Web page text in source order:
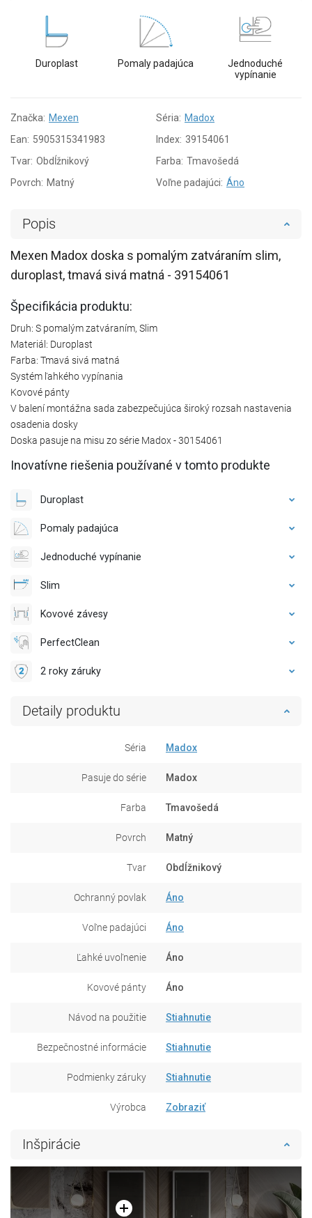
Duroplast Pomaly padajúca
Jednoduché
vypínanie
Značka: Mexen Séria: Madox
Ean: 5905315341983 Index: 39154061
Tvar: Obdĺžnikový Farba: Tmavošedá
Povrch: Matný Voľne padajúci: Áno
Popis
Mexen Madox doska s pomalým zatváraním slim,
duroplast, tmavá sivá matná - 39154061
Špecifikácia produktu:
Druh: S pomalým zatváraním, Slim
Materiál: Duroplast
Farba: Tmavá sivá matná
Systém ľahkého vypínania
Kovové pánty
V balení montážna sada zabezpečujúca široký rozsah nastavenia
osadenia dosky
Doska pasuje na misu zo série Madox - 30154061
Inovatívne riešenia používané v tomto produkte
Duroplast
Pomaly padajúca
Jednoduché vypínanie
Slim
Kovové závesy
PerfectClean
2 roky záruky
Detaily produktu
Séria Madox
Pasuje do série Madox
Farba Tmavošedá
Povrch Matný
Tvar Obdĺžnikový
Ochranný povlak Áno
Voľne padajúci Áno
Ľahké uvoľnenie Áno
Kovové pánty Áno
Návod na použitie Stiahnutie
Bezpečnostné informácie Stiahnutie
Podmienky záruky Stiahnutie
Výrobca Zobraziť
Inšpirácie